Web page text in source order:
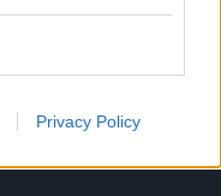
Privacy Policy